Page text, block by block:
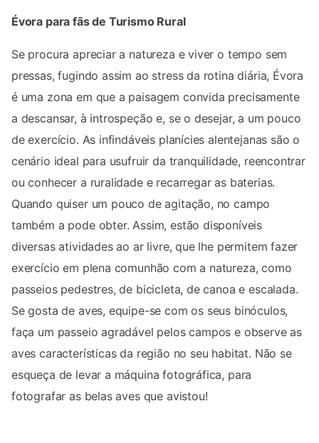
Évora para fãs de Turismo Rural
Se procura apreciar a natureza e viver o tempo sem
pressas, fugindo assim ao stress da rotina diária, Évora
é uma zona em que a paisagem convida precisamente
a descansar, à introspeção e, se o desejar, a um pouco
de exercício. As infindáveis planícies alentejanas são o
cenário ideal para usufruir da tranquilidade, reencontrar
ou conhecer a ruralidade e recarregar as baterias.
Quando quiser um pouco de agitação, no campo
também a pode obter. Assim, estão disponíveis
diversas atividades ao ar livre, que lhe permitem fazer
exercício em plena comunhão com a natureza, como
passeios pedestres, de bicicleta, de canoa e escalada.
Se gosta de aves, equipe-se com os seus binóculos,
faça um passeio agradável pelos campos e observe as
aves características da região no seu habitat. Não se
esqueça de levar a máquina fotográfica, para
fotografar as belas aves que avistou!